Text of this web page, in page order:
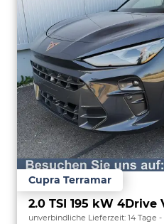
Cupra Terramar
unverbindliche Lieferzeit: 14 Tage